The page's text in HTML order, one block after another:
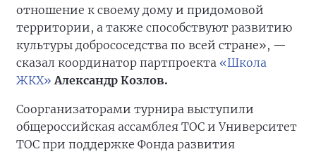
отношение к своему дому и придомовой
территории, а также способствуют развитию
культуры добрососедства по всей стране», —
сказал координатор партпроекта «Школа
ЖКХ» Александр Козлов.
Соорганизаторами турнира выступили
общероссийская ассамблея ТОС и Университет
ТОС при поддержке Фонда развития